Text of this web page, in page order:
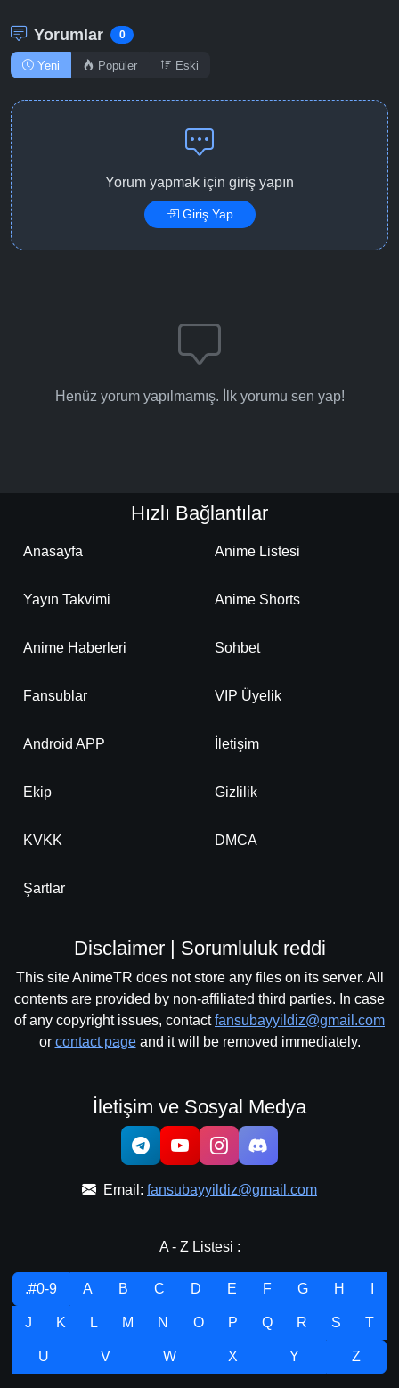
Yorumlar 0
Yeni Popüler Eski
Yorum yapmak için giriş yapın
Giriş Yap
Henüz yorum yapılmamış. İlk yorumu sen yap!
Hızlı Bağlantılar
Anasayfa Anime Listesi
Yayın Takvimi Anime Shorts
Anime Haberleri Sohbet
Fansublar VIP Üyelik
Android APP İletişim
Ekip Gizlilik
KVKK DMCA
Şartlar
Disclaimer | Sorumluluk reddi
This site AnimeTR does not store any files on its server. All
contents are provided by non-affiliated third parties. In case
of any copyright issues, contactfansubayyildiz@gmail.com
or contact pageand it will be removed immediately.
İletişim ve Sosyal Medya
Email: fansubayyildiz@gmail.com
A - Z Listesi :
.#0-9 A B C D E F G H
J K L M N O P Q R S T
U V W X Y Z